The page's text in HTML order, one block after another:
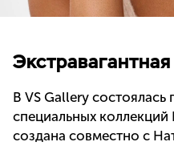
В VS Gallery состоялась
специальных
создана совместно с